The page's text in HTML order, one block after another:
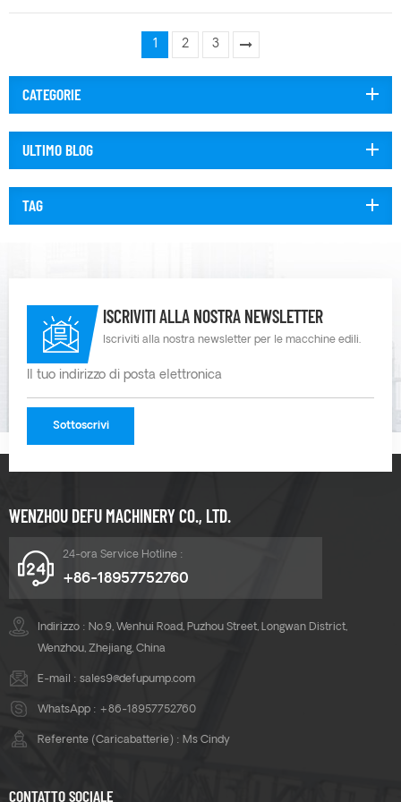
vantaggi delle pompe a membrana in plastica è la loro durata. Sono
realizzati con materiali di alta qualità resistenti agli agenti chimici, alla
operative più difficili e continuare a funzionare in modo affidabile per molti
anni. Un altro vantaggio delle pompe a membrana in plastica è la loro
1 2 3
CATEGORIE
ULTIMO BLOG
TAG
ISCRIVITI ALLA NOSTRA NEWSLETTER
Iscriviti alla nostra newsletter per le macchine edili.
WENZHOU DEFU MACHINERY CO., LTD.
24-ora Service Hotline :
+86-18957752760
Indirizzo : No.9, Wenhui Road, Puzhou Street, Longwan District,
Wenzhou, Zhejiang, China
E-mail : sales9@defupump.com
WhatsApp : +86-18957752760
Referente (Caricabatterie) : Ms Cindy
CONTATTO SOCIALE